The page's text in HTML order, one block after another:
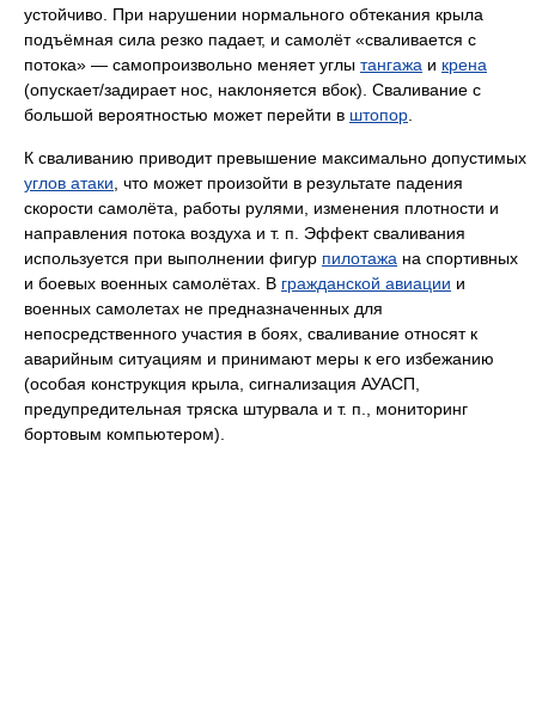
устойчиво. При нарушении нормального обтекания крыла
подъёмная сила резко падает, и самолёт «сваливается с
потока» — самопроизвольно меняет углы тангажа и крена
(опускает/задирает нос, наклоняется вбок). Сваливание с
большой вероятностью может перейти в штопор
К сваливанию приводит превышение максимально допустимых
углов атаки , что может произойти в результате падения
скорости самолёта, работы рулями, изменения плотности и
направления потока воздуха и т. п. Эффект сваливания
используется при выполнении фигур пилотажа на спортивных
и боевых военных самолётах. В гражданской авиации и
военных самолетах не предназначенных для
непосредственного участия в боях, сваливание относят к
аварийным ситуациям и принимают меры к его избежанию
(особая конструкция крыла, сигнализация АУАСП,
предупредительная тряска штурвала и т. п., мониторинг
бортовым компьютером).